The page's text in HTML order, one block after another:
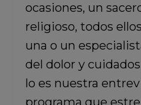
ocasiones, un
religioso, todos
una o un
del dolor y
lo es nuestra
programa que